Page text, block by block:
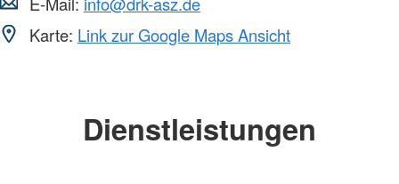
Karte: Link zur Google Maps Ansicht
Dienstleistungen